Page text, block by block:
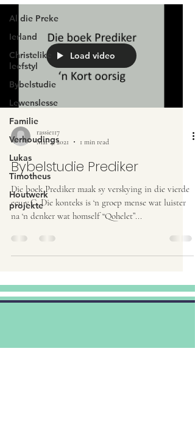
Al die Preke
Ierland
Christelike
leefstyl
Bybelstudie
Lewenslesse
Familie
Verhoudings
Lukas
Timotheus
Houtwerk
projekte
Load video
rassie117
Mar 4, 2021
1 min read
Bybelstudie Prediker
Die boek Prediker maak sy verskying in die vierde
eeu v.C. Die konteks is ‘n groep mense wat luister
na ‘n denker wat homself “Qohelet”...